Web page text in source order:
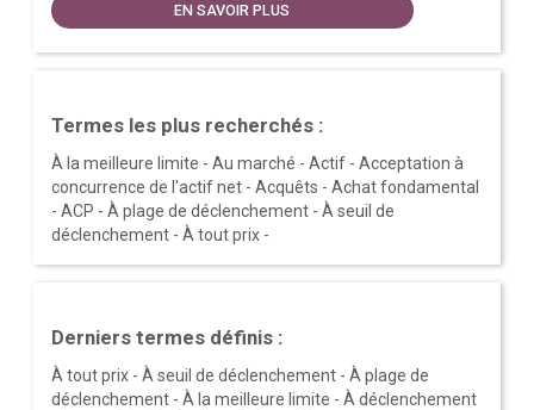
EN SAVOIR PLUS
Termes les plus recherchés :
À la meilleure limite - Au marché - Actif- Acceptation à
concurrence de l'actif net- Acquêts - Achat fondamental
- ACP - À plage de déclenchement- À seuil de
déclenchement- À tout prix-
Derniers termes définis :
À tout prix- À seuil de déclenchement- À plage de
déclenchement- À la meilleure limite - À déclenchement